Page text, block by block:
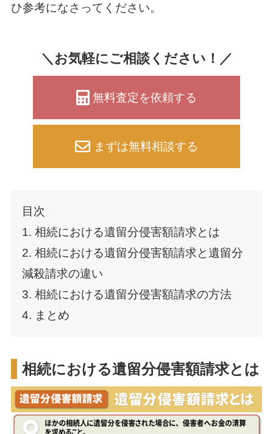
ひ参考になさってください。
＼お気軽にご相談ください！／
無料査定を依頼する
まずは無料相談する
目次
1. 相続における遺留分侵害額請求とは
2. 相続における遺留分侵害額請求と遺留分
減殺請求の違い
3. 相続における遺留分侵害額請求の方法
4. まとめ
相続における遺留分侵害額請求とは